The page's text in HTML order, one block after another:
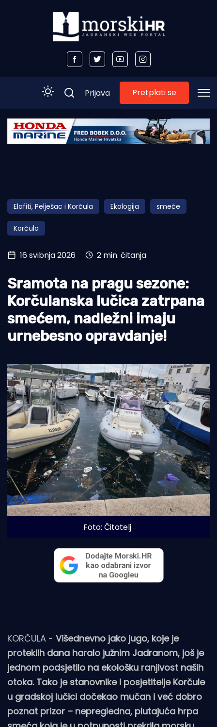
Početna
Obala
Otoci
Turizam i nautika
Pomorstvo
Ekologija
Tradicija i kultura
Prijava Pretplati se
Elafiti, Pelješac i Korčula Ekologija smeće
Korčula
16 svibnja 2026 2 min. čitanja
Sramota na pragu sezone:
Korčulanska lučica zatrpana
smećem, nadležni imaju
urnebesno opravdanje!
Foto: Čitatelj
KORČULA - Višednevno jako jugo, koje je
proteklih dana haralo južnim Jadranom, još je
jednom podsjetilo na ekološku ranjivost naših
otoka. Tako je stanovnike i posjetitelje Korčule
u gradskoj lučici dočekao mučan i već dobro
poznat prizor – nepregledna, plutajuća hrpa